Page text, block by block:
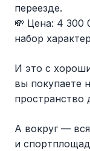
переезде.
💸 Цена: 4 300
набор
И это с
вы покупаете
пространство
А вокруг —
и